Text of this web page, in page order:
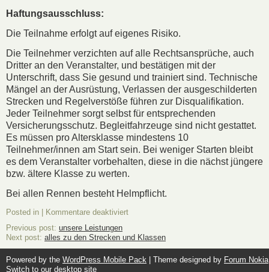
Haftungsausschluss:
Die Teilnahme erfolgt auf eigenes Risiko.
Die Teilnehmer verzichten auf alle Rechtsansprüche, auch
Dritter an den Veranstalter, und bestätigen mit der
Unterschrift, dass Sie gesund und trainiert sind. Technische
Mängel an der Ausrüstung, Verlassen der ausgeschilderten
Strecken und Regelverstöße führen zur Disqualifikation.
Jeder Teilnehmer sorgt selbst für entsprechenden
Versicherungsschutz. Begleitfahrzeuge sind nicht gestattet.
Es müssen pro Altersklasse mindestens 10
Teilnehmer/innen am Start sein. Bei weniger Starten bleibt
es dem Veranstalter vorbehalten, diese in die nächst jüngere
bzw. ältere Klasse zu werten.
Bei allen Rennen besteht Helmpflicht.
Posted in | Kommentare deaktiviert
Previous post: unsere Leistungen
Next post: alles zu den Strecken und Klassen
Powered by the WordPress Mobile Pack | Theme designed by Forum Nokia
Switch to our desktop site